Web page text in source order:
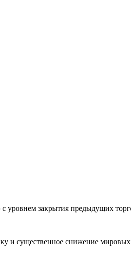
закрытия предыдущих
и существенное снижение